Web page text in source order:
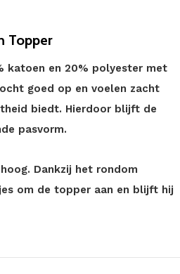
Topper
katoen en 20% polyester met
goed op en voelen zacht
biedt. Hierdoor blijft de
pasvorm.
Dankzij het rondom
om de topper aan en blijft hij